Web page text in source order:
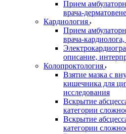
Прием
врача-
Кардиология
Прием
врача-
описание,
Колопроктология
Взятие мазка с
кишечника для
исследования
Вскрытие
категории
Вскрытие
категории